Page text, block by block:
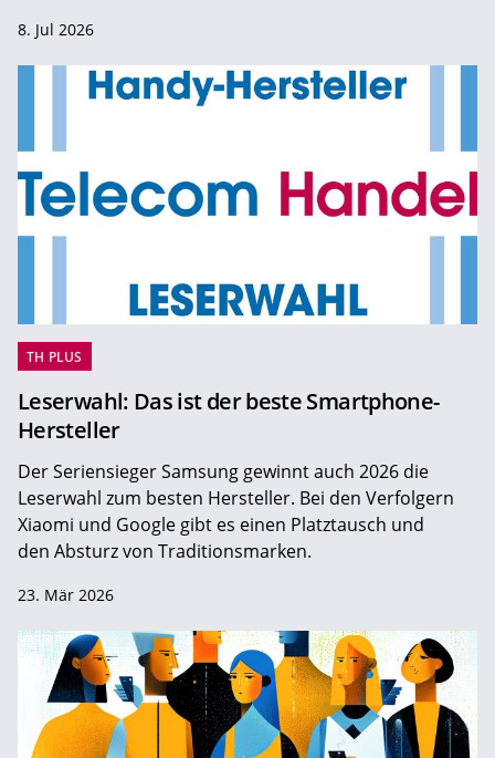
8. Jul 2026
TH PLUS
Leserwahl: Das ist der beste Smartphone-
Hersteller
Der Seriensieger Samsung gewinnt auch 2026 die
Leserwahl zum ­besten Hersteller. Bei den Verfolgern
Xiaomi und Google gibt es einen Platztausch und
den Absturz von Traditionsmarken.
23. Mär 2026